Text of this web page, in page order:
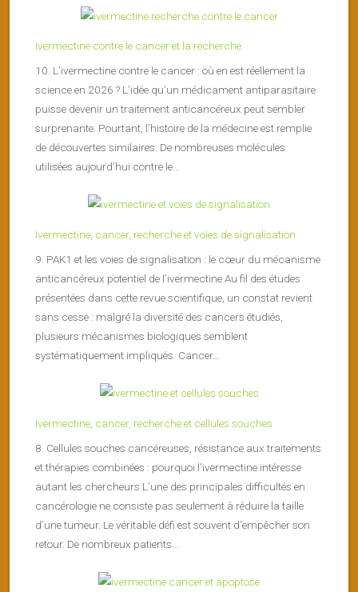
Ivermectine contre le cancer et la recherche
10. L’ivermectine contre le cancer : où en est réellement la
science en 2026 ? L’idée qu’un médicament antiparasitaire
puisse devenir un traitement anticancéreux peut sembler
surprenante. Pourtant, l’histoire de la médecine est remplie
de découvertes similaires. De nombreuses molécules
utilisées aujourd’hui contre le...
Ivermectine, cancer, recherche et voies de signalisation
9. PAK1 et les voies de signalisation : le cœur du mécanisme
anticancéreux potentiel de l’ivermectine Au fil des études
présentées dans cette revue scientifique, un constat revient
sans cesse : malgré la diversité des cancers étudiés,
plusieurs mécanismes biologiques semblent
systématiquement impliqués. Cancer...
Ivermectine, cancer, recherche et cellules souches
8. Cellules souches cancéreuses, résistance aux traitements
et thérapies combinées : pourquoi l’ivermectine intéresse
autant les chercheurs L’une des principales difficultés en
cancérologie ne consiste pas seulement à réduire la taille
d’une tumeur. Le véritable défi est souvent d’empêcher son
retour. De nombreux patients...